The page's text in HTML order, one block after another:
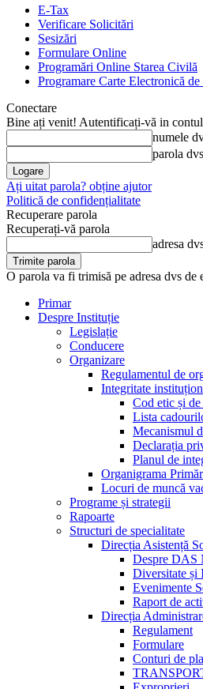
E-Tax
Verificare Solicitări
Sesizări
Formulare Online
Programări Online Starea Civilă
Programare Carte Electronică
Conectare
Bine ați venit! Autentificați-vă in
numele
parola dvs
Ați uitat parola? obține ajutor
Politică de confidențialitate
Recuperare parola
Recuperați-vă parola
adresa
O parola va fi trimisă pe adresa dvs de
Primar
Despre Instituție
Legislație
Conducere
Organizare
Regulamentul de
Integritate
Cod etic și
Lista
Mecanismul
Declarația
Planul de
Organigrama
Locuri de muncă
Programe și strategii
Rapoarte
Structuri de specialitate
Direcția Asistență
Despre DAS
Diversitate și
Evenimente
Raport de
Direcția
Regulament
Formulare
Conturi de